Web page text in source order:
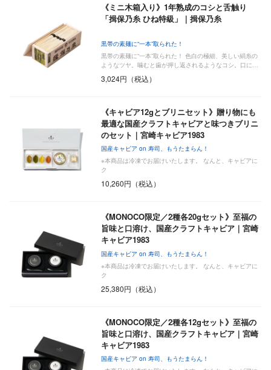
《ミニ木箱入り》1年熟成のコシと舌触り
「揖保乃糸 ひね特級」｜揖保乃糸
黒帯の素麺に“一本”取られた！
黒帯の素麺に“一本”取られた！ 色白の極細、美しい絹糸の
ようなツヤ。噛むと歯が押し返されるようなコシ。口に…
3,024円（税込）
《キャビア12gとブリニセット》贈り物にも
最適な国産クラフトキャビアと味つきブリニ
のセット｜宮崎キャビア1983
国産キャビア on 寿司、もうたまらん！
※本商品は冷凍でお届けいたします。 なんと、キャビアに
ク
10,260円（税込）
《MONOCO限定／2種各20gセット》至福の
旨味と口溶け、国産クラフトキャビア｜宮崎
キャビア1983
国産キャビア on 寿司、もうたまらん！
※本商品は冷凍でお届けいたします。 なんと、キャビアに
ク
25,380円（税込）
《MONOCO限定／2種各12gセット》至福の
旨味と口溶け、国産クラフトキャビア｜宮崎
キャビア1983
国産キャビア on 寿司、もうたまらん！